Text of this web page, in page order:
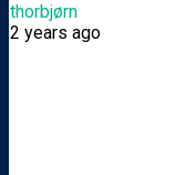
thorbjørn
2 years ago